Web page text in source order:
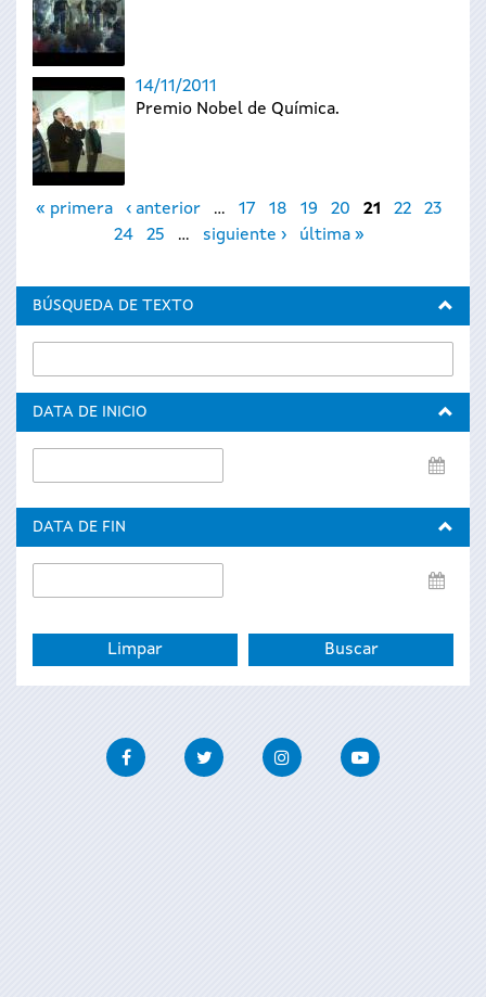
14/11/2011
Premio Nobel de Química.
Páginas
« primera ‹ anterior … 17 18 19 20 21 22
23
24
25 … siguiente › última »
BÚSQUEDA DE TEXTO
DATA DE INICIO
de
DATA DE FIN
de
FacebookTwitter InstagramYoutube